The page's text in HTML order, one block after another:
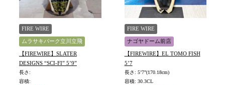
FIRE WIRE
ムラサキパーク立川立飛
【FIREWIRE】SLATER
DESIGNS “SCI-FI” 5’9”
長さ:
容積:
FIRE WIRE
ナゴヤドーム前店
【FIREWIRE】EL TOMO FISH
5’7
長さ: 5’7”(170.18cm)
容積: 30.3CL